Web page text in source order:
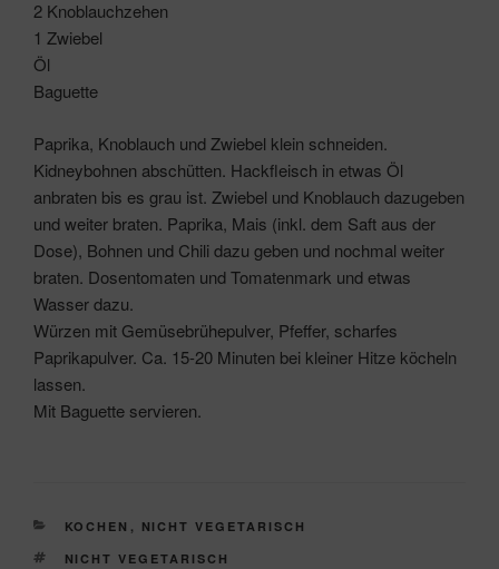
2 Knoblauchzehen
1 Zwiebel
Öl
Baguette
Paprika, Knoblauch und Zwiebel klein schneiden.
Kidneybohnen abschütten. Hackfleisch in etwas Öl
anbraten bis es grau ist. Zwiebel und Knoblauch dazugeben
und weiter braten. Paprika, Mais (inkl. dem Saft aus der
Dose), Bohnen und Chili dazu geben und nochmal weiter
braten. Dosentomaten und Tomatenmark und etwas
Wasser dazu.
Würzen mit Gemüsebrühepulver, Pfeffer, scharfes
Paprikapulver. Ca. 15-20 Minuten bei kleiner Hitze köcheln
lassen.
Mit Baguette servieren.
KATEGORIEN
KOCHEN , NICHT VEGETARISCH
SCHLAGWÖRTER
NICHT VEGETARISCH